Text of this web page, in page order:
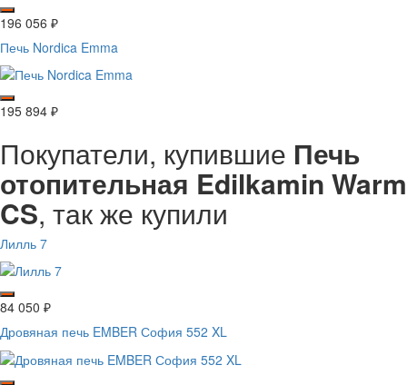
196 056 ₽
Печь Nordica Emma
195 894 ₽
Покупатели, купившие Печь
отопительная Edilkamin Warm
CS, так же купили
Лилль 7
84 050 ₽
Дровяная печь EMBER София 552 XL